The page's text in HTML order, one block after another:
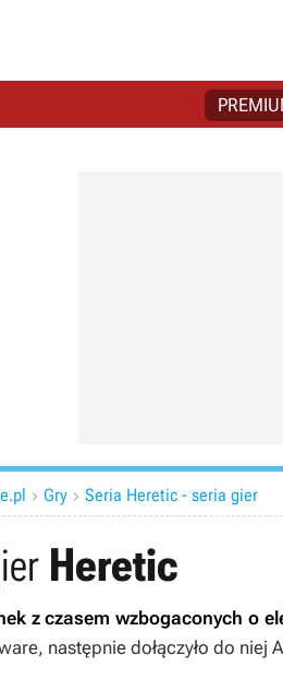
 Gry  Seria Heretic - seria gier
Heretic
z czasem wzbogaconych o
następnie dołączyło do niej